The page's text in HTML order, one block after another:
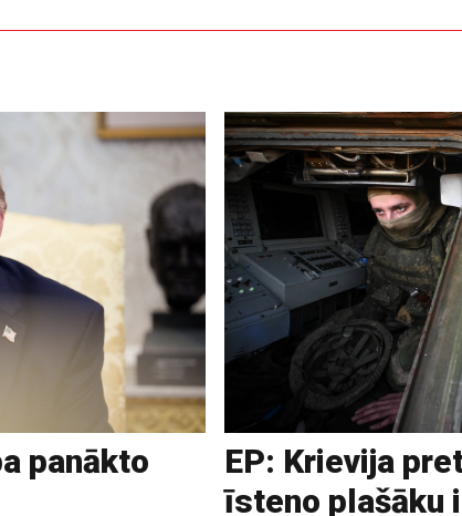
panākto
EP: Krievija
īsteno plašāku